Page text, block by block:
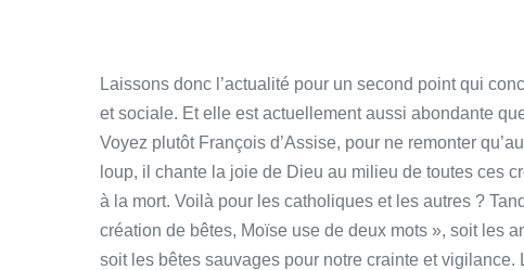
Laissons donc l’actualité pour un second point qui
et sociale. Et elle est actuellement aussi abondante
Voyez plutôt François d’Assise, pour ne remonter
loup, il chante la joie de Dieu au milieu de toutes ces
à la mort. Voilà pour les catholiques et les autres ?
création de bêtes, Moïse use de deux mots », soit les
soit les bêtes sauvages pour notre crainte et